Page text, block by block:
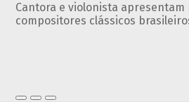
Cantora e violonista
compositores clássicos